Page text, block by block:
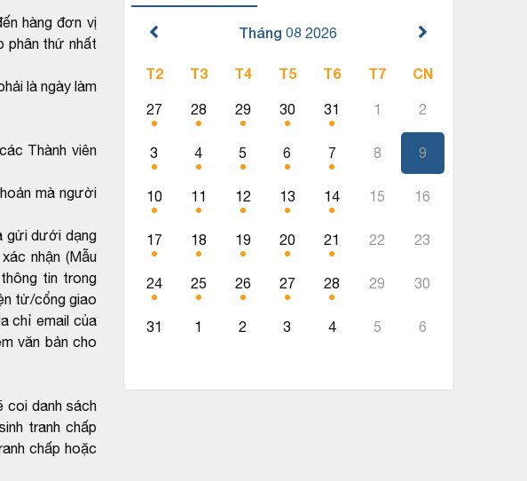
hàng đơn vị
phân thứ nhất
là ngày làm
Thành viên
mà người
gửi dưới dạng
nhận (Mẫu
tin trong
tử/cổng giao
chỉ email của
văn bản cho
coi danh sách
tranh chấp
chấp hoặc
Tháng 08 2026
T2 T3 T4 T5 T6 T7 CN
27 28 29 30 31 1 2
3 4 5 6 7 8 9
10 11 12 13 14 15 16
17 18 19 20 21 22 23
24 25 26 27 28 29 30
31 1 2 3 4 5 6